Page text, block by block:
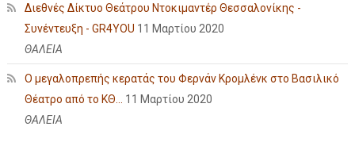
Διεθνές Δίκτυο Θεάτρου Ντοκιμαντέρ Θεσσαλονίκης -
Συνέντευξη - GR4YOU 11 Μαρτίου 2020
ΘΑΛΕΙΑ
Ο μεγαλοπρεπής κερατάς του Φερνάν Κρομλένκ στο Βασιλικό
Θέατρο από το ΚΘ...
11 Μαρτίου 2020
ΘΑΛΕΙΑ